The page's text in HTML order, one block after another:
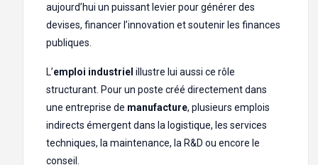
aujourd’hui un puissant levier pour générer des
devises, financer l’innovation et soutenir les finances
publiques.
L’emploi industriel illustre lui aussi ce rôle
structurant. Pour un poste créé directement dans
une entreprise de manufacture, plusieurs emplois
indirects émergent dans la logistique, les services
techniques, la maintenance, la R&D ou encore le
conseil.